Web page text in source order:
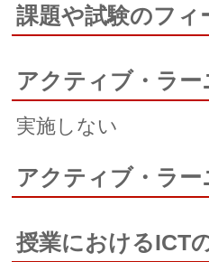
課題や試験のフィ
アクティブ・ラ
実施しない
アクティブ・ラ
授業におけるICT